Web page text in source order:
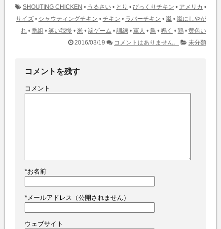
SHOUTING CHICKEN • うるさい • とり • びっくりチキン • アメリカ •
サイズ • シャウティングチキン • チキン • ラバーチキン • 嵐 • 嵐にしやが
れ • 番組 • 笑い我慢 • 米 • 罰ゲーム • 訓練 • 軍人 • 鳥 • 鳴く • 鶏 • 黄色い
2016/03/19
コメントはありません。 未分類
コメントを残す
コメント
*お名前
*メールアドレス（公開されません）
ウェブサイト